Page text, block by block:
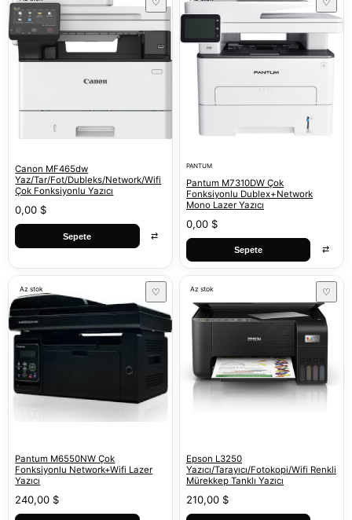
Canon MF465dw
Yaz/Tar/Fot/Dubleks/Network/Wifi
Çok Fonksiyonlu Yazıcı
0,00 $
Sepete ⇄
PANTUM
Pantum M7310DW Çok
Fonksiyonlu Dublex+Network
Mono Lazer Yazıcı
0,00 $
Sepete ⇄
Az stok ♡
Pantum M6550NW Çok
Fonksiyonlu Network+Wifi Lazer
Yazıcı
240,00 $
Az stok ♡
Epson L3250
Yazıcı/Tarayıcı/Fotokopi/Wifi Renkli
Mürekkep Tanklı Yazıcı
210,00 $